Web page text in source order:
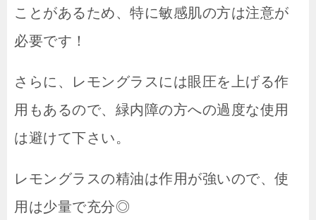
ことがあるため、特に敏感肌の方は注意が
必要です！
さらに、レモングラスには眼圧を上げる作
用もあるので、緑内障の方への過度な使用
は避けて下さい。
レモングラスの精油は作用が強いので、使
用は少量で充分◎